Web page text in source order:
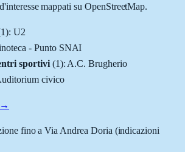
mappati su OpenStreetMap.
1):U2
- Punto SNAI
sportivi (1): A.C. Brugherio
civico
→
fino aVia Andrea Doria (indicazioni